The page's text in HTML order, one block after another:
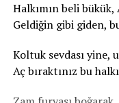
Halkımın beli bükük,
Geldiğin gibi giden,
Koltuk sevdası yine,
Aç bıraktınız bu